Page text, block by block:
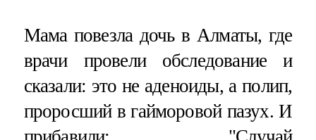
Мама повезла дочь в Алматы, где
врачи провели обследование и
сказали: это не аденоиды, а полип,
проросший в гайморовой пазух. И